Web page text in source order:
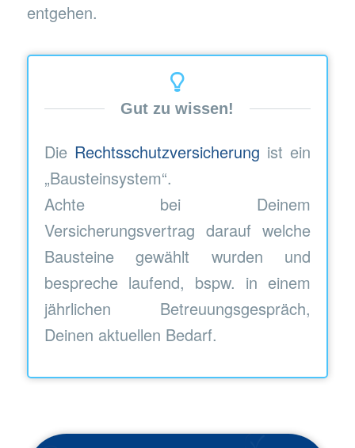
entgehen.
Gut zu wissen!
Die Rechtsschutzversicherung ist ein
„Bausteinsystem“.
Achte bei Deinem
Versicherungsvertrag darauf welche
Bausteine gewählt wurden und
bespreche laufend, bspw. in einem
jährlichen Betreuungsgespräch,
Deinen aktuellen Bedarf.